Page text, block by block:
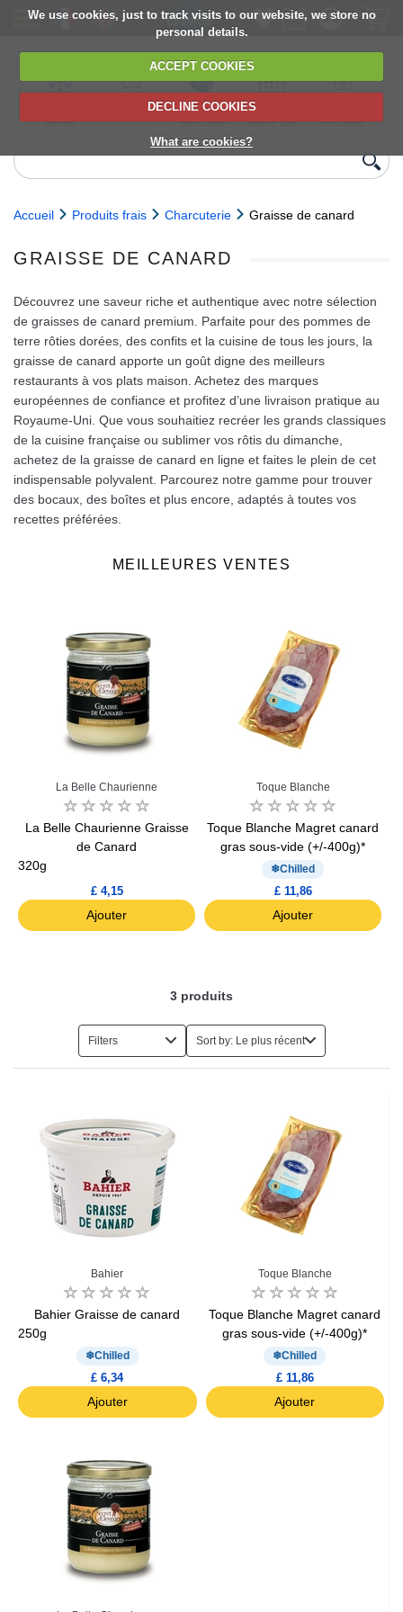
We use cookies, just to track visits to our website, we store no
personal details.
ACCEPT COOKIES
DECLINE COOKIES
What are cookies?
delivery
6,000+ products
Direct import
from Europe
Choose your
delivery date
next orders
Accueil Produits frais Charcuterie Graisse de canard
GRAISSE DE CANARD
Découvrez une saveur riche et authentique avec notre sélection
de graisses de canard premium. Parfaite pour des pommes de
terre rôties dorées, des confits et la cuisine de tous les jours, la
graisse de canard apporte un goût digne des meilleurs
restaurants à vos plats maison. Achetez des marques
européennes de confiance et profitez d’une livraison pratique au
Royaume-Uni. Que vous souhaitiez recréer les grands classiques
de la cuisine française ou sublimer vos rôtis du dimanche,
achetez de la graisse de canard en ligne et faites le plein de cet
indispensable polyvalent. Parcourez notre gamme pour trouver
des bocaux, des boîtes et plus encore, adaptés à toutes vos
recettes préférées.
MEILLEURES VENTES
La Belle Chaurienne
La Belle Chaurienne Graisse
de Canard
320g
£ 4,15
Ajouter
Toque Blanche
Toque Blanche Magret canard
gras sous-vide (+/-400g)*
Chilled
£ 11,86
Ajouter
3 produits
Filters Sort by: Le plus récent
Bahier
Bahier Graisse de canard
250g
Chilled
£ 6,34
Ajouter
Toque Blanche
Toque Blanche Magret canard
gras sous-vide (+/-400g)*
Chilled
£ 11,86
Ajouter